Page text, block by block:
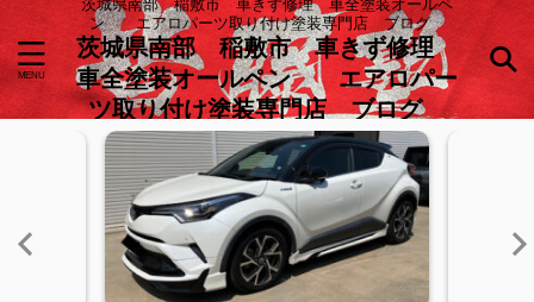
ン エアロパーツ取り付け塗装専門店 ブログ
茨城県南部 稲敷市 車きず修理
車全塗装オールペン エアロパー
ツ取り付け塗装専門店 ブログ